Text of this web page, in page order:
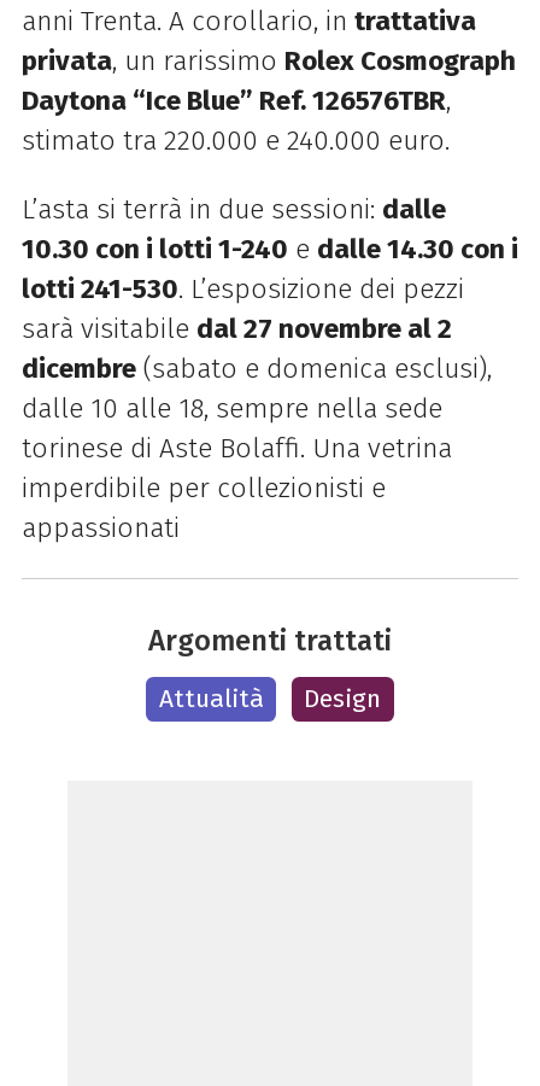
anni Trenta. A corollario, in trattativa
privata, un rarissimo Rolex Cosmograph
Daytona “Ice Blue” Ref. 126576TBR,
stimato tra 220.000 e 240.000 euro.
L’asta si terrà in due sessioni: dalle
10.30 con i lotti 1-240 e dalle 14.30 con i
lotti 241-530. L’esposizione dei pezzi
sarà visitabile dal 27 novembre al 2
dicembre(sabato e domenica esclusi),
dalle 10 alle 18, sempre nella sede
torinese di Aste Bolaffi. Una vetrina
imperdibile per collezionisti e
appassionati
Argomenti trattati
Attualità Design